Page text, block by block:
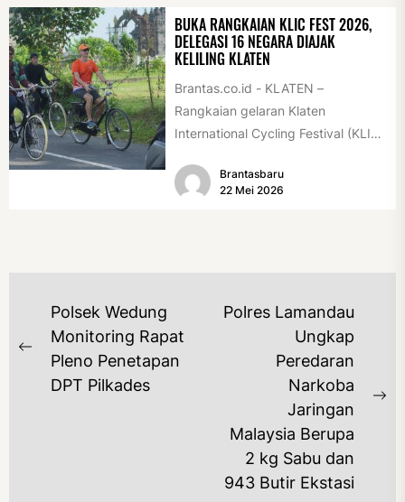
BUKA RANGKAIAN KLIC FEST 2026,
DELEGASI 16 NEGARA DIAJAK
KELILING KLATEN
Brantas.co.id - KLATEN –
Rangkaian gelaran Klaten
International Cycling Festival (KLIC
(17/5/2026). Rangkaian kegiatan
dibuka...
Brantasbaru
22 Mei 2026
NAVIGASI
POS
Previous
post:
Polsek Wedung
Monitoring Rapat
Pleno Penetapan
DPT Pilkades
Polres Lamandau
Ungkap
Peredaran
Narkoba
Jaringan
Malaysia Berupa
2 kg Sabu dan
943 Butir Ekstasi